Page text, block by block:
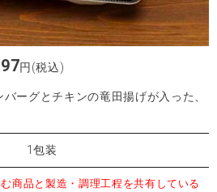
円(税込)
ーグとチキンの竜田揚げが入った、
1包装
商品と製造・調理工程を共有している